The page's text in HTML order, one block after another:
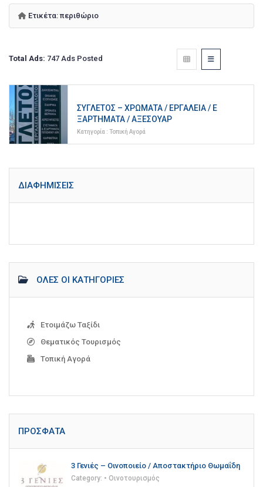
Ετικέτα: περιθώριο
Total Ads: 747 Ads Posted
ΣΥΓΛΈΤΟΣ – ΧΡΏΜΑΤΑ / ΕΡΓΑΛΕΊΑ / Ε
ΞΑΡΤΉΜΑΤΑ / ΑΞΕΣΟΥΆΡ
Κατηγορία : Τοπική Αγορά
ΔΙΑΦΗΜΊΣΕΙΣ
ΌΛΕΣ ΟΙ ΚΑΤΗΓΟΡΊΕΣ
Ετοιμάζω Ταξίδι
Θεματικός Τουρισμός
Τοπική Αγορά
ΠΡΌΣΦΑΤΑ
3 Γενιές – Οινοποιείο / Αποστακτήριο Θωμαΐδη
Category: • Οινοτουρισμός